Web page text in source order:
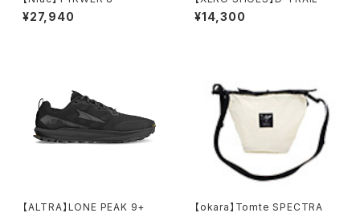
¥27,940 ¥14,300
【ALTRA】LONE PEAK 9+ 【okara】Tomte SPECTRA